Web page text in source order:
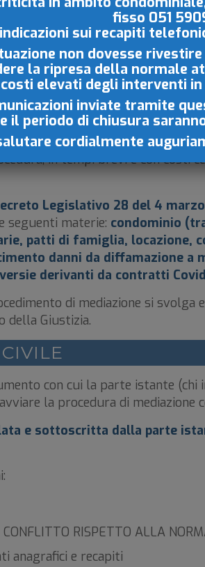
ed eventuali consulenze è
.
delle controversie
ed indipendente, aiuta
di risolvere le
in tempi brevi e con costi
Legislativo 28 del 4
seguenti materie: condominio
patti di famiglia, locazione,
danni da diffamazione
derivanti da contratti
di mediazione si
della Giustizia.
con cui la parte istante
la procedura di
e sottoscritta dalla parte
RISPETTO ALLA
anagrafici e recapiti
fisso 051
sui recapiti
non dovesse
la ripresa della normale
elevati degli interventi in
inviate tramite
il periodo di chiusura
cordialmente